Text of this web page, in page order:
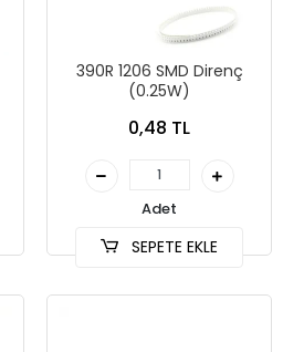
390R 1206 SMD Direnç
(0.25W)
0,48 TL
Adet
SEPETE EKLE